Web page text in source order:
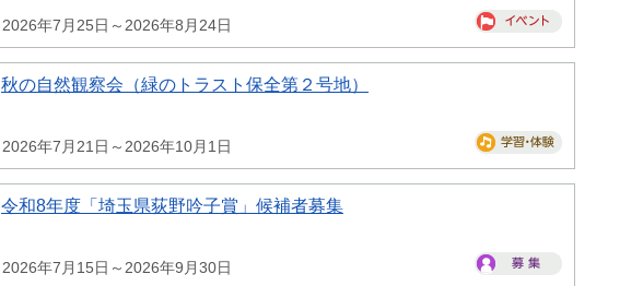
2026年7月25日～2026年8月24日
秋の自然観察会（緑のトラスト保全第２号地）
2026年7月21日～2026年10月1日
令和8年度「埼玉県荻野吟子賞」候補者募集
2026年7月15日～2026年9月30日